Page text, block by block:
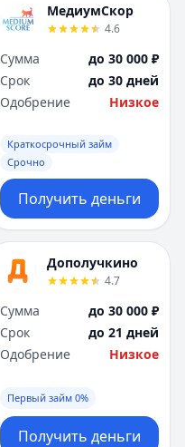
МедиумСкор
4.6
Сумма
до 30 000 ₽
Срок
до 30 дней
Одобрение
Низкое
Краткосрочный займ
Срочно
Получить деньги
Дополучкино
4.7
Сумма
до 30 000 ₽
Срок
до 21 дней
Одобрение
Низкое
Первый займ 0%
Получить деньги